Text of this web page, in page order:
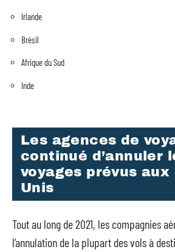
Irlande
Brésil
Afrique du Sud
Inde
Les agences de
continué d’annuler
voyages prévus aux
Unis
Tout au long de 2021, les compagnies
l’annulation de la plupart des vols à